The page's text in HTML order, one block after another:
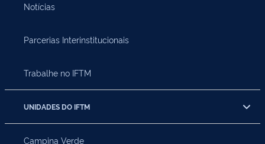
Notícias
Parcerias Interinstitucionais
Trabalhe no IFTM
UNIDADES DO IFTM
Campina Verde